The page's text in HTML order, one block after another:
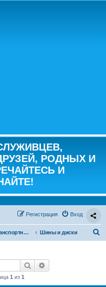
РОДНЫХ И
И
Вход
Регистрация
Транспортный вопрос. АвтоФорум Шины и диски
Поиск
1 из 1